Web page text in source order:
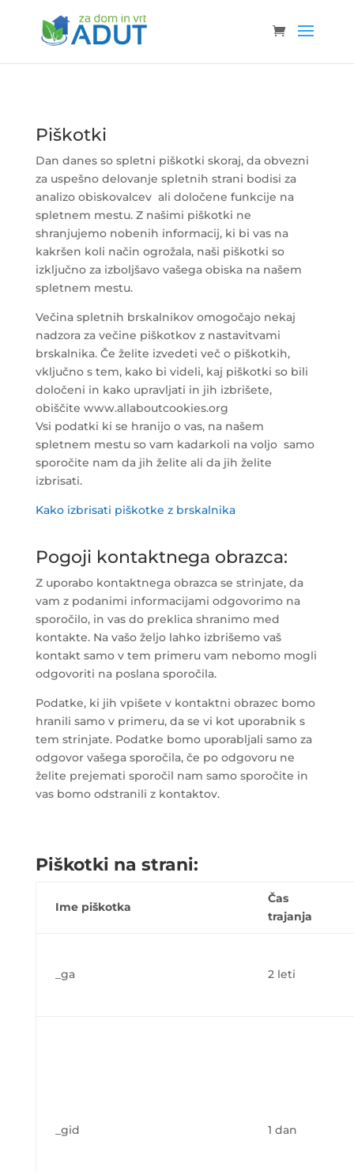
Piškotki
Dan danes so spletni piškotki skoraj, da obvezni
za uspešno delovanje spletnih strani bodisi za
analizo obiskovalcev ali določene funkcije na
spletnem mestu. Z našimi piškotki ne
shranjujemo nobenih informacij, ki bi vas na
kakršen koli način ogrožala, naši piškotki so
izključno za izboljšavo vašega obiska na našem
spletnem mestu.
Večina spletnih brskalnikov omogočajo nekaj
nadzora za večine piškotkov z nastavitvami
brskalnika. Če želite izvedeti več o piškotkih,
vključno s tem, kako bi videli, kaj piškotki so bili
določeni in kako upravljati in jih izbrišete,
obiščite www.allaboutcookies.org
Vsi podatki ki se hranijo o vas, na našem
spletnem mestu so vam kadarkoli na voljo samo
sporočite nam da jih želite ali da jih želite
izbrisati.
Kako izbrisati piškotke z brskalnika
Pogoji kontaktnega obrazca:
Z uporabo kontaktnega obrazca se strinjate, da
vam z podanimi informacijami odgovorimo na
sporočilo, in vas do preklica shranimo med
kontakte. Na vašo željo lahko izbrišemo vaš
kontakt samo v tem primeru vam nebomo mogli
odgovoriti na poslana sporočila.
Podatke, ki jih vpišete v kontaktni obrazec bomo
hranili samo v primeru, da se vi kot uporabnik s
tem strinjate. Podatke bomo uporabljali samo za
odgovor vašega sporočila, če po odgovoru ne
želite prejemati sporočil nam samo sporočite in
vas bomo odstranili z kontaktov.
Piškotki na strani:
Ime piškotka
Čas
trajanja
_ga 2 leti
_gid 1 dan